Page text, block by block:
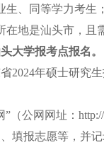
、同等学力考生；
是汕头市，且
大学报考点报名 。
年硕士研究生
公网网址：http://
填报志愿等，并